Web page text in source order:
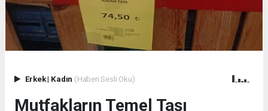
Erkek| Kadın (Haberi Sesli Oku)
Mutfakların Temel Taşı